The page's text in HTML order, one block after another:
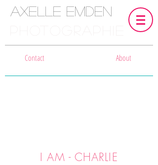
Axelle Emden
Contact About
I AM - CHARLIE